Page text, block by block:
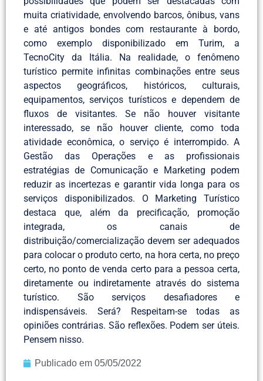
muita criatividade, envolvendo barcos, ônibus, vans
e até antigos bondes com restaurante à bordo,
como exemplo disponibilizado em Turim, a
TecnoCity da Itália. Na realidade, o fenômeno
turístico permite infinitas combinações entre seus
aspectos geográficos, históricos, culturais,
equipamentos, serviços turísticos e dependem de
fluxos de visitantes. Se não houver visitante
interessado, se não houver cliente, como toda
atividade econômica, o serviço é interrompido. A
Gestão das Operações e as profissionais
estratégias de Comunicação e Marketing podem
reduzir as incertezas e garantir vida longa para os
serviços disponibilizados. O Marketing Turístico
destaca que, além da precificação, promoção
integrada, os canais de
distribuição/comercialização devem ser adequados
para colocar o produto certo, na hora certa, no preço
certo, no ponto de venda certo para a pessoa certa,
diretamente ou indiretamente através do sistema
turístico. São serviços desafiadores e
indispensáveis. Será? Respeitam-se todas as
opiniões contrárias. São reflexões. Podem ser úteis.
Pensem nisso.
Publicado em 05/05/2022